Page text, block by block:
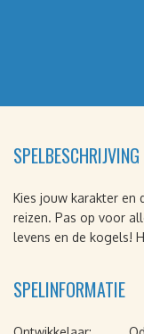
SPELBESCHRIJVING
Kies jouw karakter en
reizen. Pas op voor
levens en de kogels!
SPELINFORMATIE